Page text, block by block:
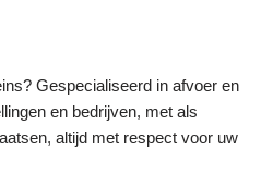
Gespecialiseerd in afvoer en
en bedrijven, met als
altijd met respect voor uw